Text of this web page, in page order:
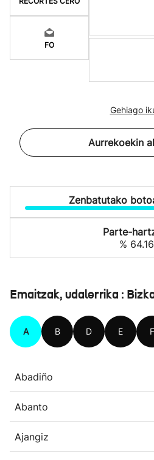
FO
Gehiago
Aurrekoekin
Zenbatutako
Parte-
% 64.16
Emaitzak, udalerrika :
A B D E F
Abadiño
Abanto
Ajangiz